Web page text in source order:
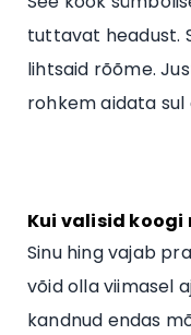
tuttavat headust.
lihtsaid rõõme.
rohkem aidata sul
Kui valisid koogi
Sinu hing vajab
võid olla viimasel
kandnud endas